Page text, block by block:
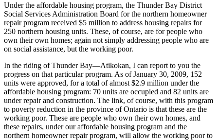
Under the affordable housing program, the Thunder Bay District
Social Services Administration Board for the northern homeowner
repair program received $5 million to address housing repairs for
250 northern housing units. These, of course, are for people who
own their own homes; again not simply addressing people who are
on social assistance, but the working poor.
In the riding of Thunder Bay—Atikokan, I can report to you the
progress on that particular program. As of January 30, 2009, 152
units were approved, for a total of almost $2.9 million under the
affordable housing program: 70 units are occupied and 82 units are
under repair and construction. The link, of course, with this program
to poverty reduction in the province of Ontario is that these are the
working poor. These are people who own their own homes, and
these repairs, under our affordable housing program and the
northern homeowner repair program, will allow the working poor to